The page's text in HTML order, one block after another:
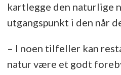
kartlegge den naturlige
utgangspunkt i den når
– I noen tilfeller kan
natur være et godt